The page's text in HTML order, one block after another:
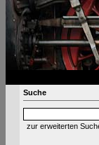
Suche
zur erweiterten